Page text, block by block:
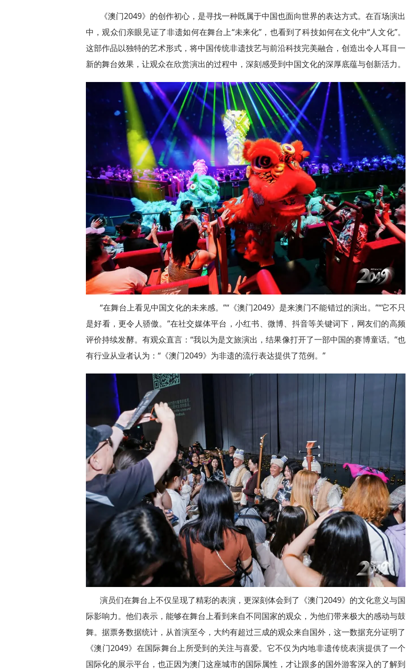
《澳门2049》的创作初心，是寻找一种既属于中国也面向世界的表达方式。在百场演出
中，观众们亲眼见证了非遗如何在舞台上“未来化”，也看到了科技如何在文化中“人文化”。
这部作品以独特的艺术形式，将中国传统非遗技艺与前沿科技完美融合，创造出令人耳目一
新的舞台效果，让观众在欣赏演出的过程中，深刻感受到中国文化的深厚底蕴与创新活力。
“在舞台上看见中国文化的未来感。”“《澳门2049》是来澳门不能错过的演出。”“它不只
是好看，更令人骄傲。”在社交媒体平台，小红书、微博、抖音等关键词下，网友们的高频
评价持续发酵。有观众直言：“我以为是文旅演出，结果像打开了一部中国的赛博童话。”也
有行业从业者认为：“《澳门2049》为非遗的流行表达提供了范例。”
演员们在舞台上不仅呈现了精彩的表演，更深刻体会到了《澳门2049》的文化意义与国
际影响力。他们表示，能够在舞台上看到来自不同国家的观众，为他们带来极大的感动与鼓
舞。据票务数据统计，从首演至今，大约有超过三成的观众来自国外，这一数据充分证明了
《澳门2049》在国际舞台上所受到的关注与喜爱。它不仅为内地非遗传统表演提供了一个
国际化的展示平台，也正因为澳门这座城市的国际属性，才让跟多的国外游客深入的了解到